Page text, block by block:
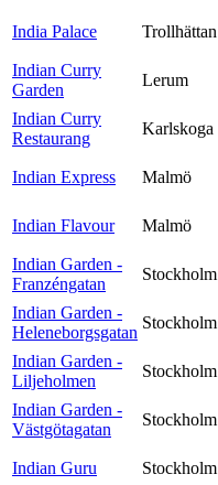
India Palace Trollhättan
Indian Curry
Garden
Lerum
Indian Curry
Restaurang
Karlskoga
Indian Express Malmö
Indian Flavour Malmö
Indian Garden -
Franzéngatan
Stockholm
Indian Garden -
Heleneborgsgatan
Stockholm
Indian Garden -
Liljeholmen
Stockholm
Indian Garden -
Västgötagatan
Stockholm
Indian Guru Stockholm